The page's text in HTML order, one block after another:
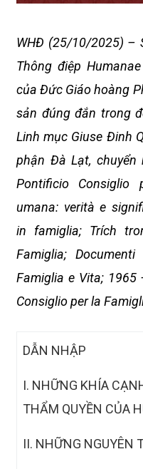
WHĐ (25/10/2025) –
Thông điệp
của Đức Giáo hoàng
sản đúng đắn trong
Linh mục Giuse Đinh
phận Đà Lạt,
Pontificio Consiglio
umana: verità e
in famiglia; Trích
Famiglia;
Famiglia e Vita;
Consiglio per la
DẪN NHẬP
I. NHỮNG KHÍA
THẨM QUYỀN CỦA
II. NHỮNG NGUYÊN